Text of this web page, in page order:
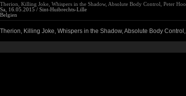
Therion, Killing Joke, Whispers in the Shadow, Absolute Body Control, Peter
Sa, 16.05.2015 / Sint-Huibrechts-Lille
Belgien
Therion, Killing Joke, Whispers in the Shadow, Absolute Body